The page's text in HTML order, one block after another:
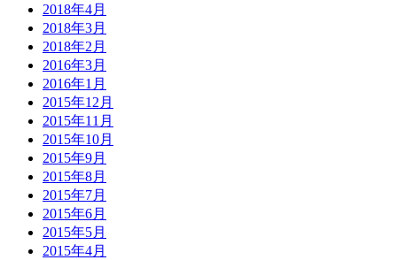
2018年4月
2018年3月
2018年2月
2016年3月
2016年1月
2015年12月
2015年11月
2015年10月
2015年9月
2015年8月
2015年7月
2015年6月
2015年5月
2015年4月